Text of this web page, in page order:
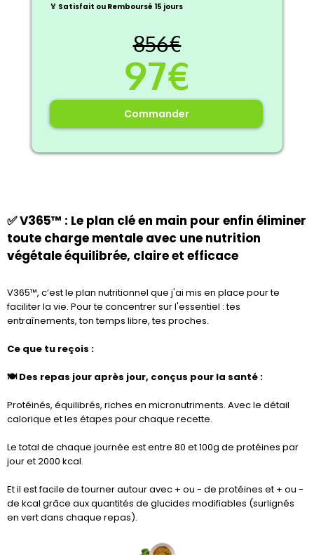
🏅 Satisfait ou Remboursé 15 jours
856€
97€
Commander
✅ V365™ : Le plan clé en main pour enfin éliminer
toute charge mentale avec une nutrition
végétale équilibrée, claire et efficace
V365™, c’est le plan nutritionnel que j'ai mis en place pour te
faciliter la vie. Pour te concentrer sur l'essentiel : tes
entraînements, ton temps libre, tes proches.
Ce que tu reçois :
🍽️ Des repas jour après jour, conçus pour la santé :
Protéinés, équilibrés, riches en micronutriments. Avec le détail
calorique et les étapes pour chaque recette.
Le total de chaque journée est entre 80 et 100g de protéines par
jour et 2000 kcal.
Et il est facile de tourner autour avec + ou - de protéines et + ou -
de kcal grâce aux quantités de glucides modifiables (surlignés
en vert dans chaque repas).